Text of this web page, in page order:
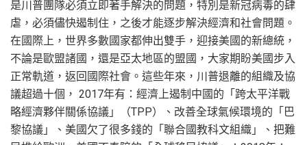
是川普團隊必須立即著手解決的問題，特別是新冠病毒的肆
虐，必須儘快遏制住，之後才能逐步解決經濟和社會問題。
在國際上，世界多數國家都伸出雙手，迎接美國的新總統，
不論是歐盟諸國，還是亞太地區的盟國，大家期盼美國步入
正常軌道，返回國際社會。這些年來，川普退離的組織及協
議超過十個， 2017年有：經濟上遏制中國的「跨太平洋戰
略經濟夥伴關係協議」（TPP）、改善全球氣候環境的「巴
黎協議」、美國欠了很多錢的「聯合國教科文組織」、把難